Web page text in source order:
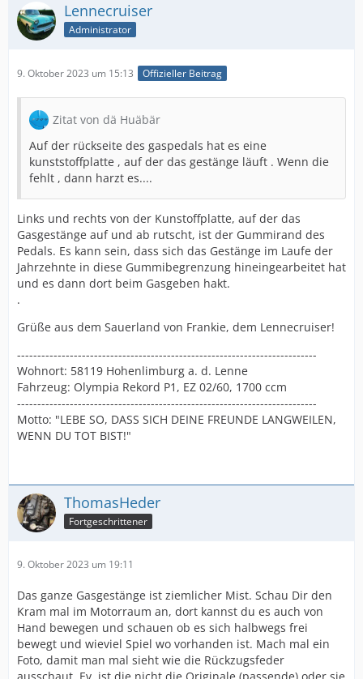
Lennecruiser
Administrator
9. Oktober 2023 um 15:13 Offizieller Beitrag
Zitat von dä Huäbär
Auf der rückseite des gaspedals hat es eine
kunststoffplatte , auf der das gestänge läuft . Wenn die
fehlt , dann harzt es....
Links und rechts von der Kunstoffplatte, auf der das
Gasgestänge auf und ab rutscht, ist der Gummirand des
Pedals. Es kann sein, dass sich das Gestänge im Laufe der
Jahrzehnte in diese Gummibegrenzung hineingearbeitet hat
und es dann dort beim Gasgeben hakt.
.
Grüße aus dem Sauerland von Frankie, dem Lennecruiser!
--------------------------------------------------------------------------
Wohnort: 58119 Hohenlimburg a. d. Lenne
Fahrzeug: Olympia Rekord P1, EZ 02/60, 1700 ccm
--------------------------------------------------------------------------
Motto: "LEBE SO, DASS SICH DEINE FREUNDE LANGWEILEN,
WENN DU TOT BIST!"
ThomasHeder
Fortgeschrittener
9. Oktober 2023 um 19:11
Das ganze Gasgestänge ist ziemlicher Mist. Schau Dir den
Kram mal im Motorraum an, dort kannst du es auch von
Hand bewegen und schauen ob es sich halbwegs frei
bewegt und wieviel Spiel wo vorhanden ist. Mach mal ein
Foto, damit man mal sieht wie die Rückzugsfeder